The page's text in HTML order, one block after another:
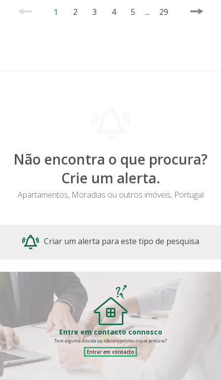
1 2 3 4 5 ... 29
Não encontra o que procura?
Crie um alerta.
Apartamentos, Moradias ou outros imóveis, Portugal
Criar um alerta para este tipo de pesquisa
Entre em contacto connosco
Tem alguma dúvida ou não encontrou o que procura?
Entrar em contacto